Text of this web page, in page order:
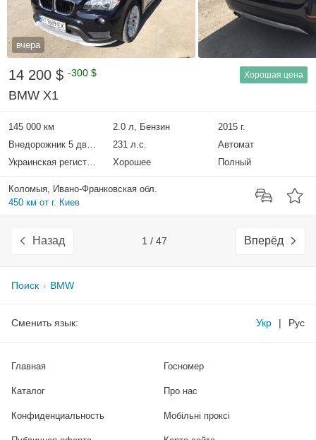
вчера
14 200 $ -300 $ Хорошая цена
BMW X1
145 000 км 2.0 л, Бензин
2015 г.
Внедорожник 5 дверей
231 л.с.
Автомат
Украинская регистрация
Хорошее Полный
Коломыя, Ивано-Франковская обл.
450 км от г. Киев
Назад 1 / 47 Вперёд
Поиск BMW
Сменить язык: Укр | Рус
Главная
Каталог
Госномер
Про нас
Конфиденциальность Мобільні проксі